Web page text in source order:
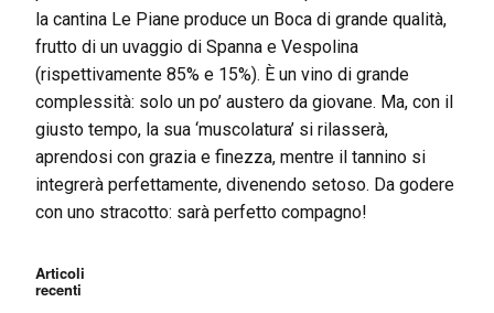
la cantina Le Piane produce un Boca di grande qualità,
frutto di un uvaggio di Spanna e Vespolina
(rispettivamente 85% e 15%). È un vino di grande
complessità: solo un po’ austero da giovane. Ma, con il
giusto tempo, la sua ‘muscolatura’ si rilasserà,
aprendosi con grazia e finezza, mentre il tannino si
integrerà perfettamente, divenendo setoso. Da godere
con uno stracotto: sarà perfetto compagno!
Articoli
recenti